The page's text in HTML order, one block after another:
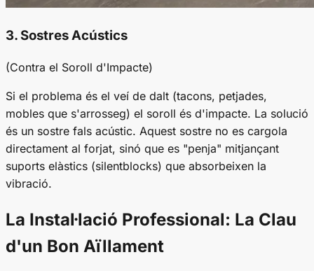
3. Sostres Acústics
(Contra el Soroll d'Impacte)
Si el problema és el veí de dalt (tacons, petjades,
mobles que s'arrosseg) el soroll és d'impacte. La solució
és un sostre fals acústic. Aquest sostre no es cargola
directament al forjat, sinó que es "penja" mitjançant
suports elàstics (silentblocks) que absorbeixen la
vibració.
La Instal·lació Professional: La Clau
d'un Bon Aïllament